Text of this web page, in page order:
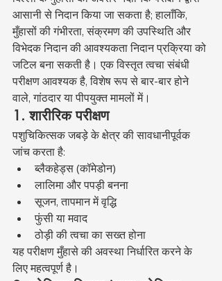
आसानी से निदान किया जा सकता है; हालाँकि,
मुँहासों की गंभीरता, संक्रमण की उपस्थिति और
विभेदक निदान की आवश्यकता निदान प्रक्रिया को
जटिल बना सकती है। एक विस्तृत त्वचा संबंधी
परीक्षण आवश्यक है, विशेष रूप से बार-बार होने
वाले, गांठदार या पीपयुक्त मामलों में।
1. शारीरिक परीक्षण
पशुचिकित्सक जबड़े के क्षेत्र की सावधानीपूर्वक
जांच करता है:
ब्लैकहेड्स (कॉमेडोन)
लालिमा और पपड़ी बनना
सूजन, तापमान में वृद्धि
फुंसी या मवाद
ठोड़ी की त्वचा का सख्त होना
यह परीक्षण मुँहासे की अवस्था निर्धारित करने के
लिए महत्वपूर्ण है।